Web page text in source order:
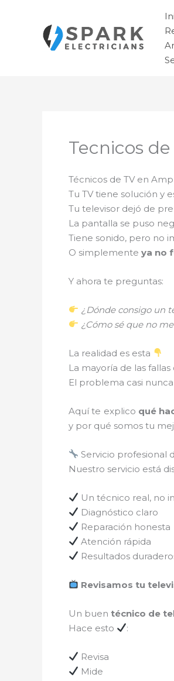
contenido
Tecnicos
Técnicos de TV en
Tu TV tiene solución y
Tu televisor dejó de
La pantalla se puso
Tiene sonido, pero no
O simplemente ya no
Y ahora te preguntas:
¿Dónde consigo un
¿Cómo sé que no
La realidad es esta
La mayoría de las
El problema casi nunca
Aquí te explico qué
y por qué somos tu
Servicio profesional
Nuestro servicio está
Un técnico real, no
Diagnóstico claro
Reparación honesta
Atención rápida
Resultados
Revisamos tu
Un buen técnico de
Hace esto
:
Revisa
Mide